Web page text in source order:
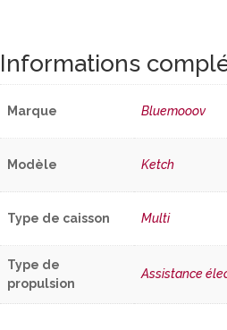
Informations
Marque Bluemooov
Modèle Ketch
Type de caisson Multi
Type de
propulsion
Assistance